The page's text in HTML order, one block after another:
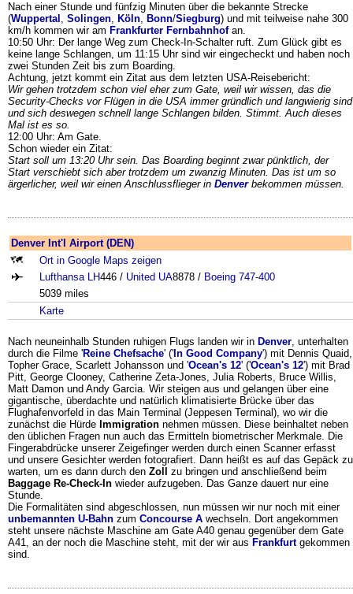
Nach einer Stunde und fünfzig Minuten über die bekannte Strecke
(Wuppertal , Solingen, Köln, Bonn/Siegburg) und mit teilweise nahe 300
km/h kommen wir am Frankfurter Fernbahnhofan.
10:50 Uhr: Der lange Weg zum Check-In-Schalter ruft. Zum Glück gibt es
keine lange Schlangen, um 11:15 Uhr sind wir eingecheckt und haben noch
zwei Stunden Zeit bis zum Boarding.
Achtung, jetzt kommt ein Zitat aus dem letzten USA-Reisebericht:
Wir gehen trotzdem schon viel eher zum Gate, weil wir wissen, das die
Security-Checks vor Flügen in die USA immer gründlich und langwierig sind
und sich deswegen schnell lange Schlangen bilden. Stimmt. Auch dieses
Mal ist es so.
12:00 Uhr: Am Gate.
Schon wieder ein Zitat:
Start soll um 13:20 Uhr sein. Das Boarding beginnt zwar pünktlich, der
Start verschiebt sich aber trotzdem um zwanzig Minuten. Das ist um so
ärgerlicher, weil wir einen Anschlussflieger in Denverbekommen müssen.
Denver Int'l Airport (DEN)
Ort in Google Maps zeigen
Lufthansa LH446 / United UA8878 / Boeing 747-400
5039 miles
Karte
Nach neuneinhalb Stunden ruhigen Flugs landen wir in Denver, unterhalten
durch die Filme 'Reine Chefsache' (' In Good Company') mit Dennis Quaid,
Topher Grace, Scarlett Johansson und 'Ocean's 12' ('Ocean's 12') mit Brad
Pitt, George Clooney, Catherine Zeta-Jones, Julia Roberts, Bruce Willis,
Matt Damon und Andy Garcia. Wir steigen aus und gelangen über eine
gigantische, überdachte und natürlich klimatisierte Brücke über das
Flughafenvorfeld in das Main Terminal (Jeppesen Terminal), wo wir die
zunächst die Hürde Immigration nehmen müssen. Diese beinhaltet neben
den üblichen Fragen nun auch das Ermitteln biometrischer Merkmale. Die
Fingerabdrücke unserer Zeigefinger werden durch einen Scanner erfasst
und unsere Gesichter werden fotografiert. Dann heißt es auf das Gepäck zu
warten, um es dann durch den Zoll
zu bringen und anschließend beim
Baggage Re-Check-In wieder aufzugeben. Das Ganze dauert nur eine
Stunde.
Die Formalitäten sind abgeschlossen, nun müssen wir nur noch mit einer
unbemannten U-Bahn zum Concourse A wechseln. Dort angekommen
steht unsere nächste Maschine am Gate A40 genau gegenüber dem Gate
A41, an der noch die Maschine steht, mit der wir aus Frankfurtgekommen
sind.